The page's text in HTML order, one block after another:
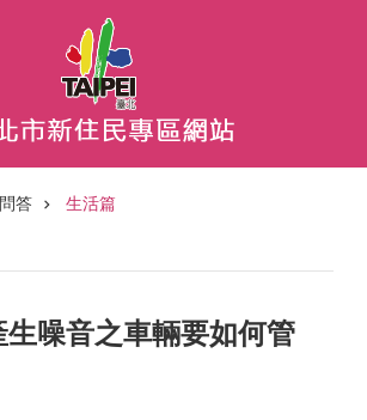
答 生活篇
噪音之車輛要如何管